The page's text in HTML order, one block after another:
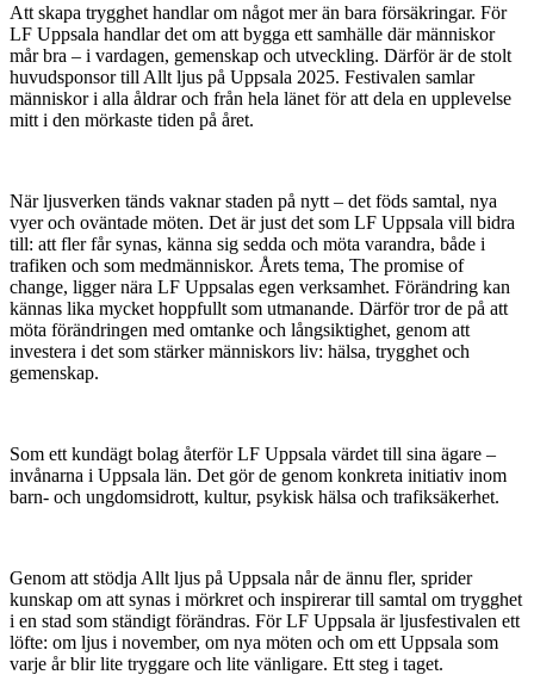
Att skapa trygghet handlar om något mer än bara försäkringar. För
LF Uppsala handlar det om att bygga ett samhälle där människor
mår bra – i vardagen, gemenskap och utveckling. Därför är de stolt
huvudsponsor till Allt ljus på Uppsala 2025. Festivalen samlar
människor i alla åldrar och från hela länet för att dela en upplevelse
mitt i den mörkaste tiden på året.
När ljusverken tänds vaknar staden på nytt – det föds samtal, nya
vyer och oväntade möten. Det är just det som LF Uppsala vill bidra
till: att fler får synas, känna sig sedda och möta varandra, både i
trafiken och som medmänniskor. Årets tema, The promise of
change, ligger nära LF Uppsalas egen verksamhet. Förändring kan
kännas lika mycket hoppfullt som utmanande. Därför tror de på att
möta förändringen med omtanke och långsiktighet, genom att
investera i det som stärker människors liv: hälsa, trygghet och
gemenskap.
Som ett kundägt bolag återför LF Uppsala värdet till sina ägare –
invånarna i Uppsala län. Det gör de genom konkreta initiativ inom
barn- och ungdomsidrott, kultur, psykisk hälsa och trafiksäkerhet.
Genom att stödja Allt ljus på Uppsala når de ännu fler, sprider
kunskap om att synas i mörkret och inspirerar till samtal om trygghet
i en stad som ständigt förändras. För LF Uppsala är ljusfestivalen ett
löfte: om ljus i november, om nya möten och om ett Uppsala som
varje år blir lite tryggare och lite vänligare. Ett steg i taget.